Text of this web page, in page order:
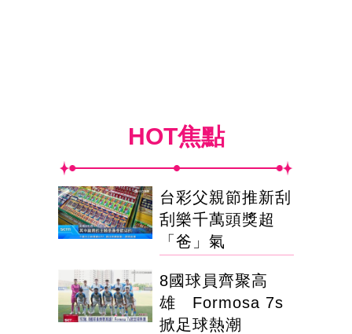
HOT焦點
台彩父親節推新刮
刮樂千萬頭獎超
「爸」氣
8國球員齊聚高
雄 Formosa 7s
掀足球熱潮